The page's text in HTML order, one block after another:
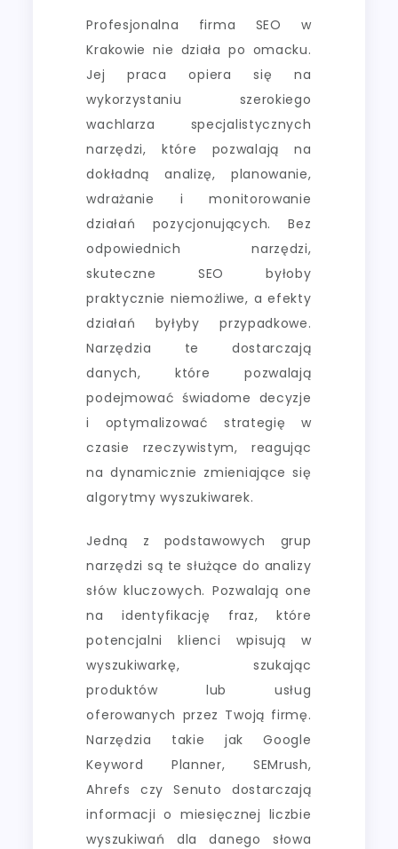
Profesjonalna firma SEO w
Krakowie nie działa po omacku.
Jej praca opiera się na
wykorzystaniu szerokiego
wachlarza specjalistycznych
narzędzi, które pozwalają na
dokładną analizę, planowanie,
wdrażanie i monitorowanie
działań pozycjonujących. Bez
odpowiednich narzędzi,
skuteczne SEO byłoby
praktycznie niemożliwe, a efekty
działań byłyby przypadkowe.
Narzędzia te dostarczają
danych, które pozwalają
podejmować świadome decyzje
i optymalizować strategię w
czasie rzeczywistym, reagując
na dynamicznie zmieniające się
algorytmy wyszukiwarek.
Jedną z podstawowych grup
narzędzi są te służące do analizy
słów kluczowych. Pozwalają one
na identyfikację fraz, które
potencjalni klienci wpisują w
wyszukiwarkę, szukając
produktów lub usług
oferowanych przez Twoją firmę.
Narzędzia takie jak Google
Keyword Planner, SEMrush,
Ahrefs czy Senuto dostarczają
informacji o miesięcznej liczbie
wyszukiwań dla danego słowa